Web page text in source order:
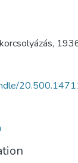
korcsolyázás,